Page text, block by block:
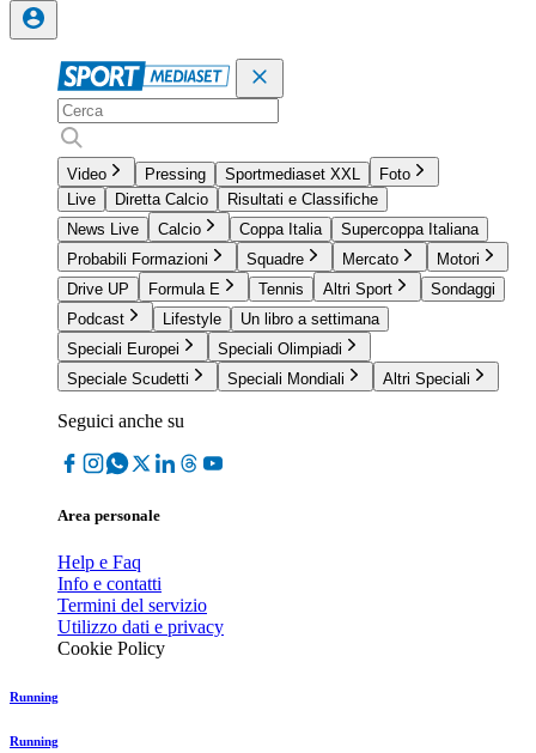
Video Pressing Sportmediaset XXL
Foto
Live
Diretta Calcio
Risultati e Classifiche
News Live
Calcio Coppa Italia
Supercoppa Italiana
Probabili Formazioni
Squadre Mercato
Motori
Drive UP
Formula E Tennis Altri Sport
Sondaggi
Podcast
Lifestyle
Un libro a settimana
Speciali Europei
Speciali Olimpiadi
Speciale Scudetti
Speciali Mondiali Altri Speciali
Seguici anche su
Area personale
Help e Faq
Info e contatti
Termini del servizio
Utilizzo dati e privacy
Cookie Policy
Running
Running